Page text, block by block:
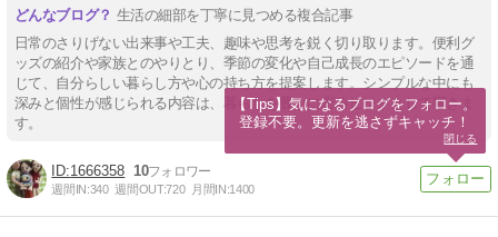
生活の細部を丁寧に見つめる複合記事
日常のさりげない出来事や工夫、趣味や思考を鋭く切り取ります。便利グ
ッズの紹介や家族とのやりとり、季節の変化や自己成長のエピソードを通
じて、自分らしい暮らし方や心の持ち方を提案します。シンプルな中にも
深みと個性が感じられる内容は、暮らしを豊かに彩るヒントとして響きま
す。
1666358 10
週間IN:340 週間OUT:720 月間IN:1400
【Tips】気になるブログをフォロー。
登録不要。更新を逃さずキャッチ！
閉じる